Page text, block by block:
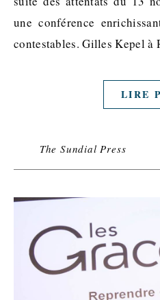
une conférence
contestables. Gilles Kepel à
LIRE
The Sundial Press